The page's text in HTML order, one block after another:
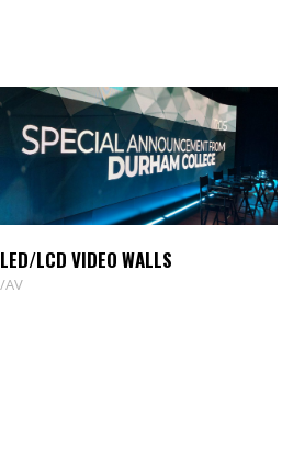
LED/LCD VIDEO WALLS
AV